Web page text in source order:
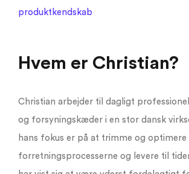
produktkendskab
Hvem er Christian?
Christian arbejder til dagligt
og forsyningskæder i en stor dansk
hans fokus er på at trimme og optimere
forretningsprocesserne og levere til